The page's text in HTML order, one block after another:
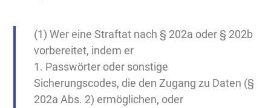
(1) Wer eine Straftat nach § 202a oder § 202b
vorbereitet, indem er
1. Passwörter oder sonstige
Sicherungscodes, die den Zugang zu Daten (§
202a Abs. 2) ermöglichen, oder